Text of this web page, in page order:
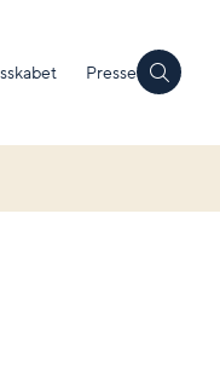
Presse